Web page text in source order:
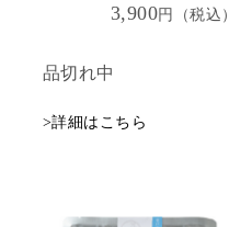
3,900円（税込）
品切れ中
>詳細はこちら